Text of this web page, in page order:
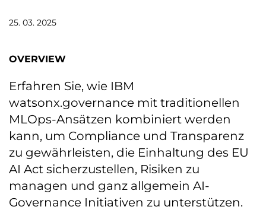
25. 03. 2025
OVERVIEW
Erfahren Sie, wie IBM
watsonx.governance mit traditionellen
MLOps-Ansätzen kombiniert werden
kann, um Compliance und Transparenz
zu gewährleisten, die Einhaltung des EU
AI Act sicherzustellen, Risiken zu
managen und ganz allgemein AI-
Governance Initiativen zu unterstützen.